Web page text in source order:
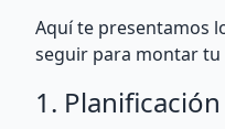
Aquí te presentamos
seguir para montar
1. Planificación